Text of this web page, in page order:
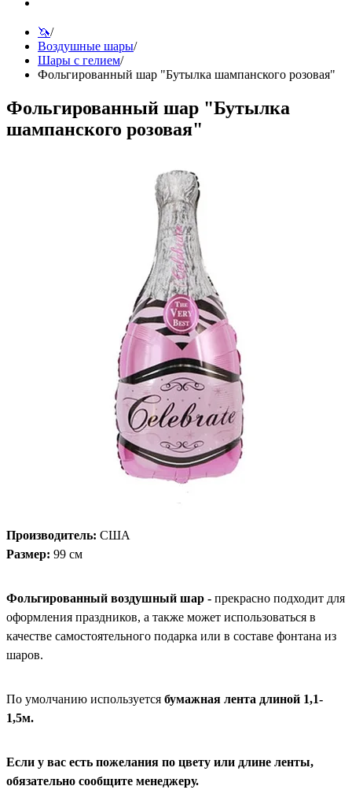
🦄/
Воздушные шары/
Шары с гелием/
Фольгированный шар "Бутылка шампанского розовая"
Фольгированный шар "Бутылка
шампанского розовая"
Производитель: США
Размер: 99 см
Фольгированный воздушный шар - прекрасно подходит для
оформления праздников, а также может использоваться в
качестве самостоятельного подарка или в составе фонтана из
шаров.
По умолчанию используется бумажная лента длиной 1,1-
1,5м.
Если у вас есть пожелания по цвету или длине ленты,
обязательно сообщите менеджеру.